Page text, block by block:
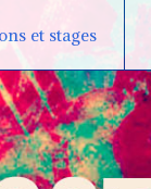
et stages